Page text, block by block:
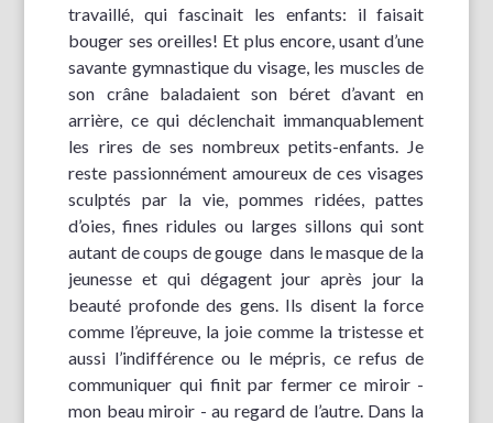
travaillé, qui fascinait les enfants: il faisait
bouger ses oreilles! Et plus encore, usant d’une
savante gymnastique du visage, les muscles de
son crâne baladaient son béret d’avant en
arrière, ce qui déclenchait immanquablement
les rires de ses nombreux petits-enfants. Je
reste passionnément amoureux de ces visages
sculptés par la vie, pommes ridées, pattes
d’oies, fines ridules ou larges sillons qui sont
autant de coups de gouge dans le masque de la
jeunesse et qui dégagent jour après jour la
beauté profonde des gens. Ils disent la force
comme l’épreuve, la joie comme la tristesse et
aussi l’indifférence ou le mépris, ce refus de
communiquer qui finit par fermer ce miroir -
mon beau miroir - au regard de l’autre. Dans la